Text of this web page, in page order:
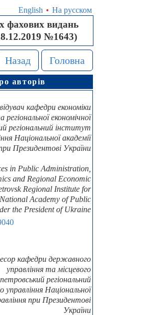
English • На русском
фахових видань
№1643)
Назад Головна
авторів
кафедри економіки
регіональної економічної
регіональний інститут
Національної академії
Президентові України
in Public Administration,
and Regional Economic
Regional Institute for
Academy of Public
the President of Ukraine
кафедри державного
управління та місцевого
регіональний
Національної
при Президентові
України